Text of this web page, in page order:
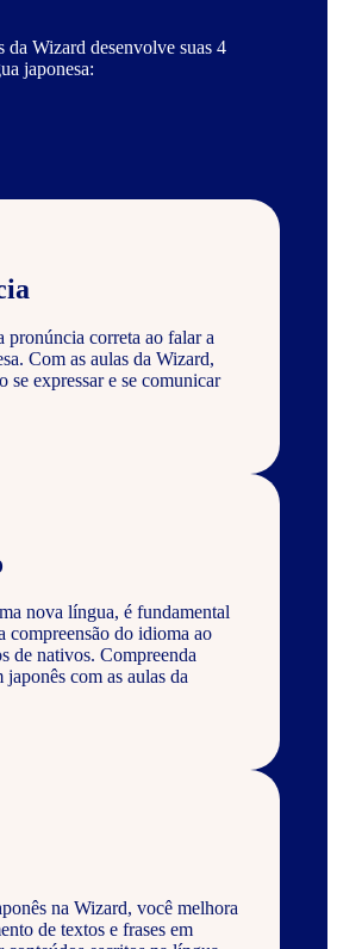
da Wizard desenvolve suas 4
japonesa:
pronúncia correta ao falar a
Com as aulas da Wizard,
se expressar e se comunicar
nova língua, é fundamental
compreensão do idioma ao
de nativos. Compreenda
japonês com as aulas da
na Wizard, você melhora
de textos e frases em